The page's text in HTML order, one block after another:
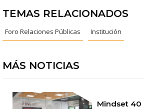
TEMAS RELACIONADOS
Foro Relaciones Públicas Institución
MÁS NOTICIAS
Mindset 40